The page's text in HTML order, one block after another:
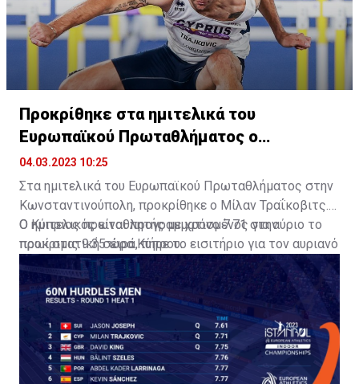
Προκρίθηκε στα ημιτελικά του
Ευρωπαϊκού Πρωταθλήματος ο
Τραΐκοβιτς!
04.03.2023 10:25
Στα ημιτελικά του Ευρωπαϊκού Πρωταθλήματος στην
Κωνσταντινούπολη, προκρίθηκε ο Μίλαν Τραΐκοβιτς.
Ο Κύπριος πρωταθλητής με χρόνο 7.71 στην
προκριματική σειρά, πήρε το εισιτήριο για τον αυριανό
ημιτελικό.
Ο ημιτελικός είναι προγραμματισμένος για αύριο το
πρωί στις 9:35 ώρα Κύπρου.